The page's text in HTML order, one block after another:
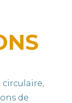
de